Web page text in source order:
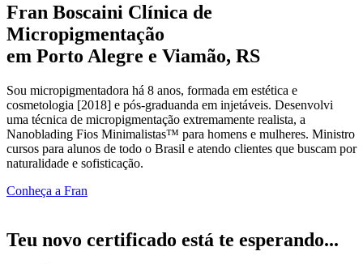
Fran Boscaini Clínica de
Micropigmentação
em Porto Alegre e Viamão, RS
Sou micropigmentadora há 8 anos, formada em estética e
cosmetologia [2018] e pós-graduanda em injetáveis. Desenvolvi
uma técnica de micropigmentação extremamente realista, a
Nanoblading Fios Minimalistas™ para homens e mulheres. Ministro
cursos para alunos de todo o Brasil e atendo clientes que buscam por
naturalidade e sofisticação.
Conheça a Fran
Teu novo certificado está te esperando...